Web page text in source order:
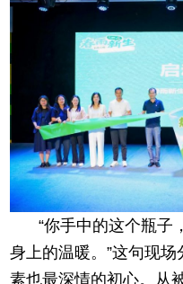
“你手中的这个瓶子
身上的温暖。”这句现
素也最深情的初心。从